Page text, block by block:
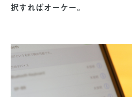
択すればオーケー。